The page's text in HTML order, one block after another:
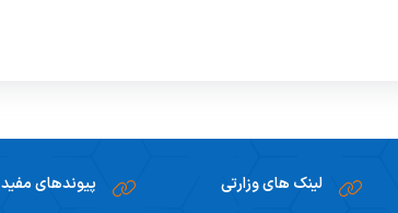
لینک های وزارتی
پیوندهای مفید